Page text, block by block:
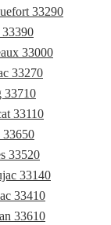
33290
33390
33000
33270
33710
33110
33650
33520
33140
33410
33610